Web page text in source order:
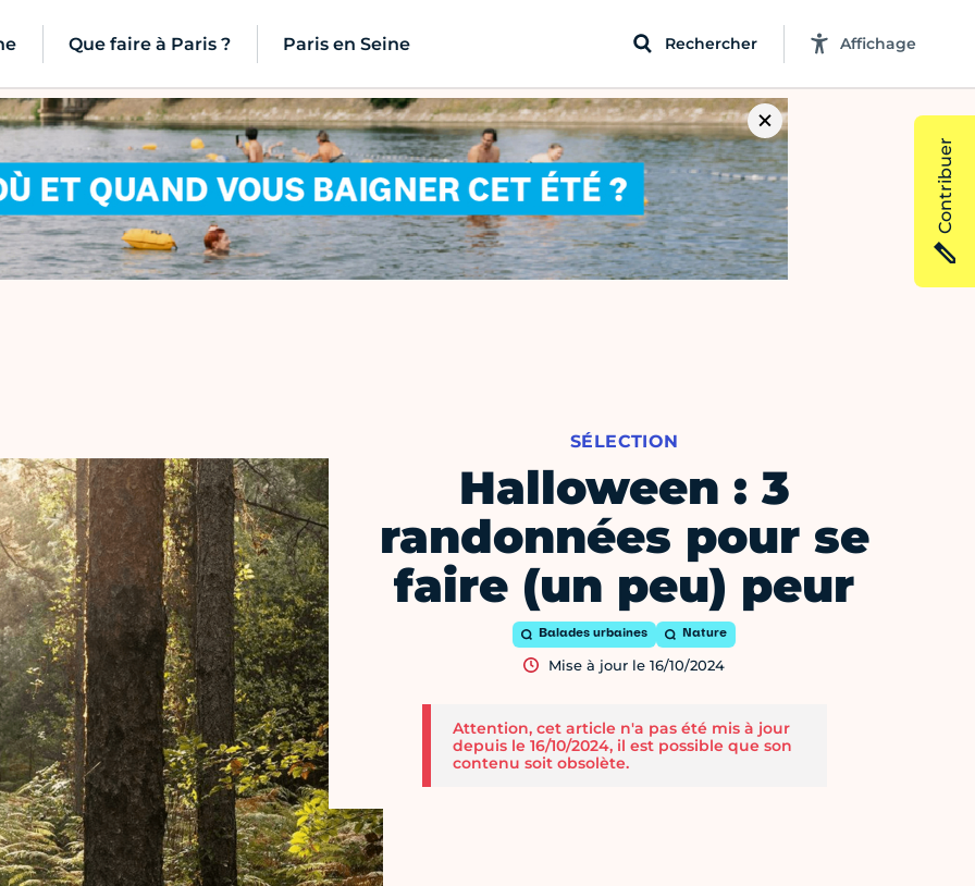
Que faire à Paris ? Paris en Seine Rechercher Affichage
Halloween : 3
randonnées pour se
faire (un peu) peur
SÉLECTION
Balades urbaines Nature
Mise à jour le 16/10/2024
Attention, cet article n'a pas été mis à jour
depuis le 16/10/2024, il est possible que son
contenu soit obsolète.
Contribuer